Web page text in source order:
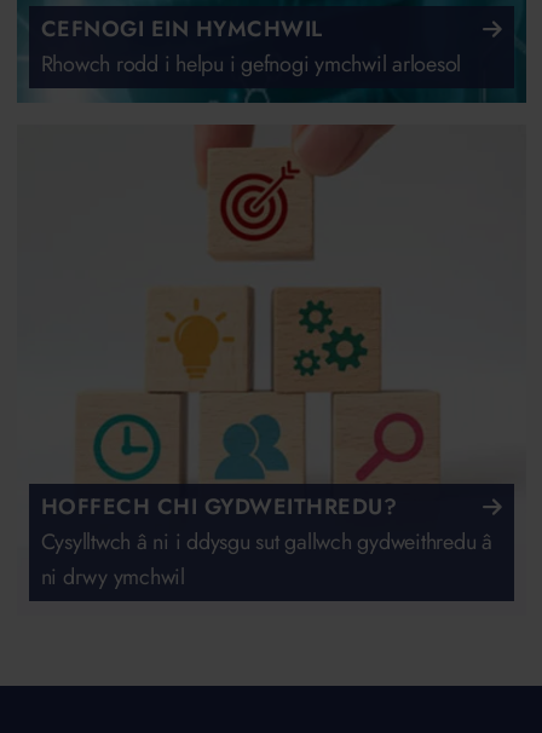
CEFNOGI EIN HYMCHWIL
Rhowch rodd i helpu i gefnogi ymchwil arloesol
HOFFECH CHI GYDWEITHREDU?
Cysylltwch â ni i ddysgu sut gallwch gydweithredu â
ni drwy ymchwil